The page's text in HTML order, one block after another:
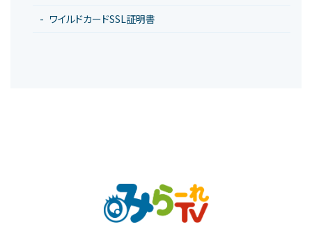
ワイルドカードSSL証明書